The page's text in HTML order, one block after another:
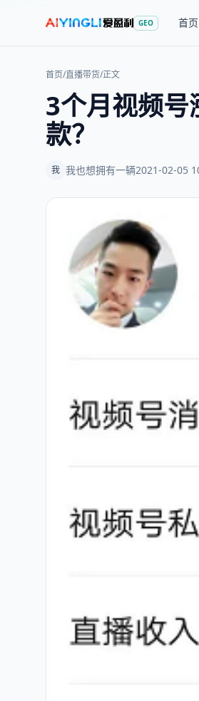
GEO 首页
首页/直播带货/正文
3个月视频号
款？
我 我也想拥有一辆2021-02-05